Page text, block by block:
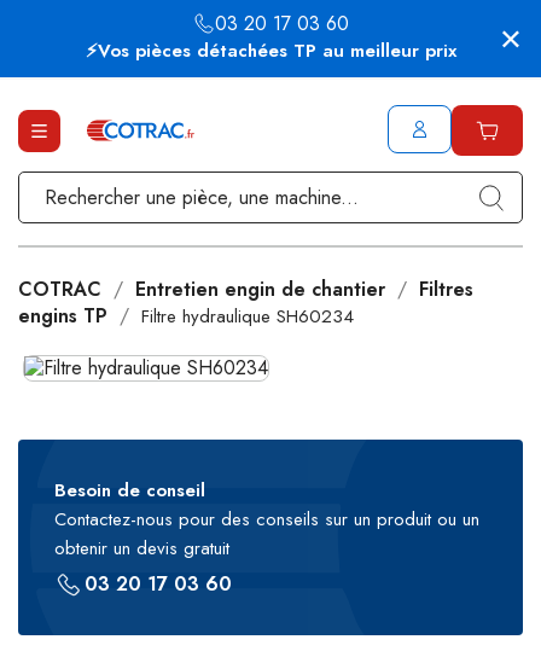
⚡Vos pièces détachées TP au meilleur prix
03 20 17 03 60
COTRAC Entretien engin de chantier
Filtres
engins TP
Filtre hydraulique SH60234
Besoin de conseil
Contactez-nous pour des conseils sur un produit ou un
obtenir un devis gratuit
03 20 17 03 60